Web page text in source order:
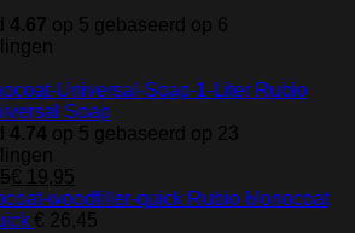
4.67 op 5 gebaseerd op 6
Rubio
Soap
4.74 op 5 gebaseerd op 23
€ 19,95
Rubio Monocoat
€ 26,45